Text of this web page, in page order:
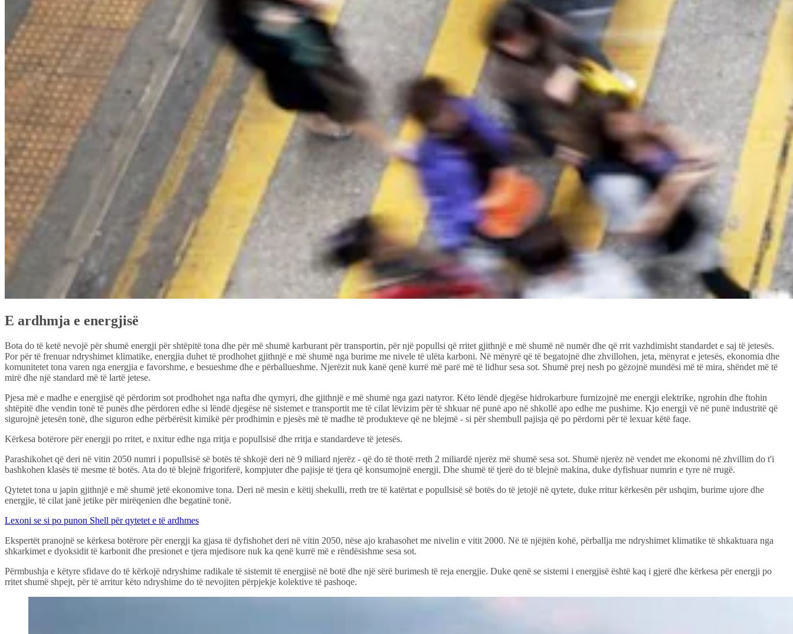
E ardhmja e energjisë
Bota do të ketë nevojë për shumë energji për shtëpitë tona dhe për më shumë karburant për transportin, për një popullsi që rritet gjithnjë e më shumë në numër dhe që rrit vazhdimisht standardet e saj të jetesës.
Por për të frenuar ndryshimet klimatike, energjia duhet të prodhohet gjithnjë e më shumë nga burime me nivele të ulëta karboni. Në mënyrë që të begatojnë dhe zhvillohen, jeta, mënyrat e jetesës, ekonomia dhe
komunitetet tona varen nga energjia e favorshme, e besueshme dhe e përballueshme. Njerëzit nuk kanë qenë kurrë më parë më të lidhur sesa sot. Shumë prej nesh po gëzojnë mundësi më të mira, shëndet më të
mirë dhe një standard më të lartë jetese.
Pjesa më e madhe e energjisë që përdorim sot prodhohet nga nafta dhe qymyri, dhe gjithnjë e më shumë nga gazi natyror. Këto lëndë djegëse hidrokarbure furnizojnë me energji elektrike, ngrohin dhe ftohin
shtëpitë dhe vendin tonë të punës dhe përdoren edhe si lëndë djegëse në sistemet e transportit me të cilat lëvizim për të shkuar në punë apo në shkollë apo edhe me pushime. Kjo energji vë në punë industritë që
sigurojnë jetesën tonë, dhe siguron edhe përbërësit kimikë për prodhimin e pjesës më të madhe të produkteve që ne blejmë - si për shembull pajisja që po përdorni për të lexuar këtë faqe.
Kërkesa botërore për energji po rritet, e nxitur edhe nga rritja e popullsisë dhe rritja e standardeve të jetesës.
Parashikohet që deri në vitin 2050 numri i popullsisë së botës të shkojë deri në 9 miliard njerëz - që do të thotë rreth 2 miliardë njerëz më shumë sesa sot. Shumë njerëz në vendet me ekonomi në zhvillim do t'i
bashkohen klasës të mesme të botës. Ata do të blejnë frigoriferë, kompjuter dhe pajisje të tjera që konsumojnë energji. Dhe shumë të tjerë do të blejnë makina, duke dyfishuar numrin e tyre në rrugë.
Qytetet tona u japin gjithnjë e më shumë jetë ekonomive tona. Deri në mesin e këtij shekulli, rreth tre të katërtat e popullsisë së botës do të jetojë në qytete, duke rritur kërkesën për ushqim, burime ujore dhe
energjie, të cilat janë jetike për mirëqenien dhe begatinë tonë.
Lexoni se si po punon Shell për qytetet e të ardhmes
Ekspertët pranojnë se kërkesa botërore për energji ka gjasa të dyfishohet deri në vitin 2050, nëse ajo krahasohet me nivelin e vitit 2000. Në të njëjtën kohë, përballja me ndryshimet klimatike të shkaktuara nga
shkarkimet e dyoksidit të karbonit dhe presionet e tjera mjedisore nuk ka qenë kurrë më e rëndësishme sesa sot.
Përmbushja e këtyre sfidave do të kërkojë ndryshime radikale të sistemit të energjisë në botë dhe një sërë burimesh të reja energjie. Duke qenë se sistemi i energjisë është kaq i gjerë dhe kërkesa për energji po
rritet shumë shpejt, për të arritur këto ndryshime do të nevojiten përpjekje kolektive të pashoqe.